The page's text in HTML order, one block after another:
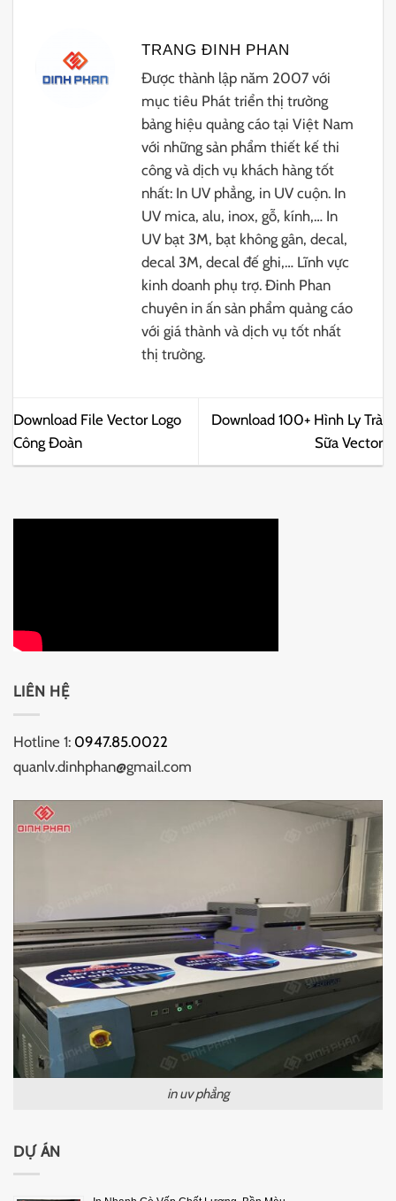
TRANG ĐINH PHAN
Được thành lập năm 2007 với
mục tiêu Phát triển thị trường
bảng hiệu quảng cáo tại Việt Nam
với những sản phẩm thiết kế thi
công và dịch vụ khách hàng tốt
nhất: In UV phẳng, in UV cuộn. In
UV mica, alu, inox, gỗ, kính,… In
UV bạt 3M, bạt không gân, decal,
decal 3M, decal đế ghi,… Lĩnh vực
kinh doanh phụ trợ. Đinh Phan
chuyên in ấn sản phẩm quảng cáo
với giá thành và dịch vụ tốt nhất
thị trường.
Download File Vector Logo
Công Đoàn
Download 100+ Hình Ly Trà
Sữa Vector
LIÊN HỆ
Hotline 1: 0947.85.0022
quanlv.dinhphan@gmail.com
in uv phẳng
DỰ ÁN